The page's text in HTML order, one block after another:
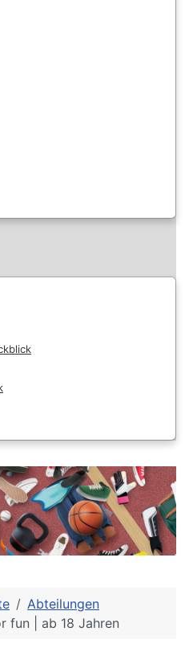
Abteilungen
fun | ab 18 Jahren